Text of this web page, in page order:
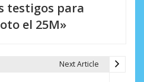
testigos para
el 25M»
Next Article